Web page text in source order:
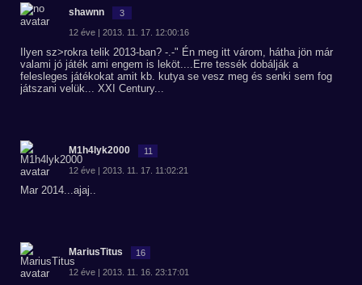
shawnn 3
12 éve | 2013. 11. 17. 12:00:16
Ilyen sz>rokra telik 2013-ban? -.-" Én meg itt várom, hátha jön már
valami jó játék ami engem is leköt....Erre tessék dobálják a
felesleges játékokat amit kb. kutya se vesz meg és senki sem fog
játszani velük... XXI Century...
M1h4lyk2000 11
12 éve | 2013. 11. 17. 11:02:21
Mar 2014...ajaj..
MariusTitus 16
12 éve | 2013. 11. 16. 23:17:01